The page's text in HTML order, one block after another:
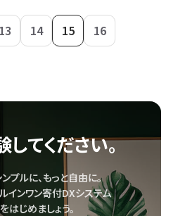
13 14 15 16
てください。
プルに、もっと自由に。
インワン寄付DXシステム
はじめましょう。